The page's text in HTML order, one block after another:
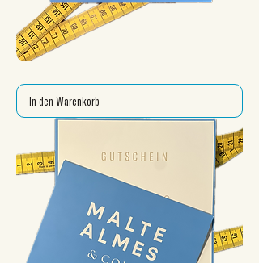
In den Warenkorb